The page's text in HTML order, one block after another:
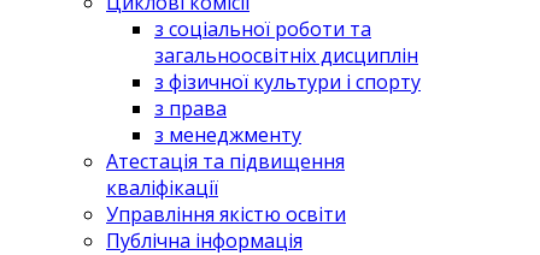
з соціальної роботи та
загальноосвітніх дисциплін
з фізичної культури і спорту
з права
з менеджменту
Атестація та підвищення
кваліфікації
Управління якістю освіти
Публічна інформація